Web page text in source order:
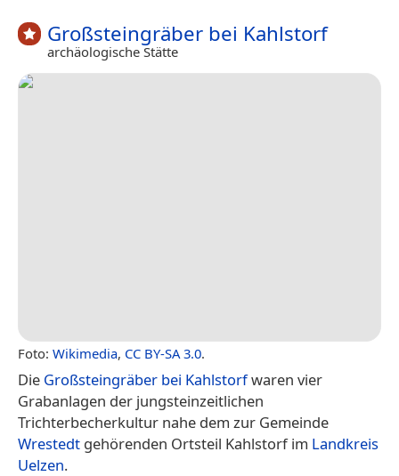
Großsteingräber bei Kahlstorf
archäologische Stätte
Foto: Wikimedia, CC BY-SA 3.0.
Die Großsteingräber bei Kahlstorfwaren vier
Grabanlagen der jungsteinzeitlichen
Trichterbecherkultur nahe dem zur Gemeinde
Wrestedt gehörenden Ortsteil Kahlstorf im Landkreis
Uelzen.